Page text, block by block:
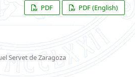
PDF PDF (English)
Servet de Zaragoza